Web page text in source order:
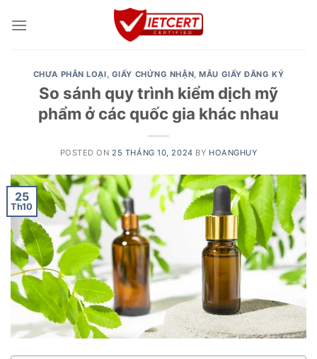
CHƯA PHÂN LOẠI, GIẤY CHỨNG NHẬN,MẪU GIẤY ĐĂNG KÝ
So sánh quy trình kiểm dịch mỹ
phẩm ở các quốc gia khác nhau
POSTED ON 25 THÁNG 10, 2024 BY HOANGHUY
25
Th10